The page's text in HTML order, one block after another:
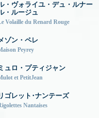
・ヴォライユ・デュ・ルナー
・ルージュ
Volaille du Renard Rouge
ゾン・ペレ
Peyrey
ュロ・プティジャン
et PetitJean
ゴレット･ナンテーズ
Nantaises